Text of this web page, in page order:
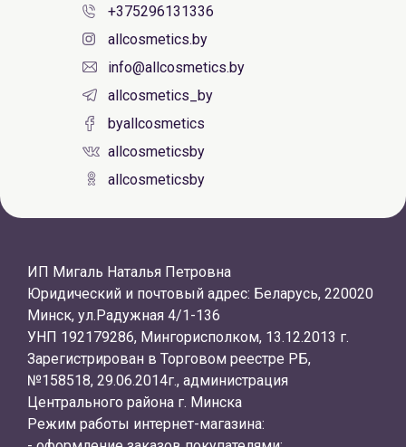
+375296131336
allcosmetics.by
info@allcosmetics.by
allcosmetics_by
byallcosmetics
allcosmeticsby
allcosmeticsby
ИП Мигаль Наталья Петровна
Юридический и почтовый адрес: Беларусь, 220020
Минск, ул.Радужная 4/1-136
УНП 192179286, Мингорисполком, 13.12.2013 г.
Зарегистрирован в Торговом реестре РБ,
№158518, 29.06.2014г., администрация
Центрального района г. Минска
Режим работы интернет-магазина: